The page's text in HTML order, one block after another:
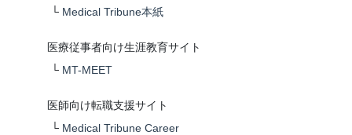
└ Medical Tribune本紙
医療従事者向け生涯教育サイト
└ MT-MEET
医師向け転職支援サイト
└ Medical Tribune Career